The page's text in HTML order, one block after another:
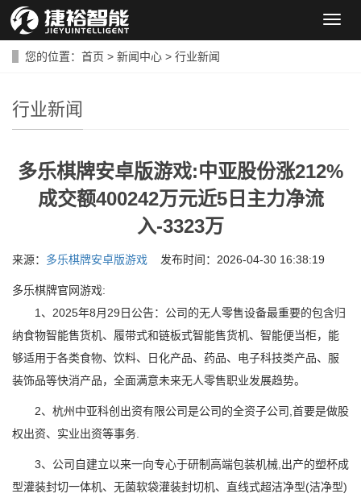
导
您的位置： 首页 > 新闻中心 > 行业新闻
行业新闻
多乐棋牌安卓版游戏:中亚股份涨212%
成交额400242万元近5日主力净流
入-3323万
来源： 多乐棋牌安卓版游戏 发布时间：2026-04-30 16:38:19
多乐棋牌官网游戏:
1、2025年8月29日公告：公司的无人零售设备最重要的包含归
纳食物智能售货机、履带式和链板式智能售货机、智能便当柜，能
够适用于各类食物、饮料、日化产品、药品、电子科技类产品、服
装饰品等快消产品，全面满意未来无人零售职业发展趋势。
2、杭州中亚科创出资有限公司是公司的全资子公司,首要是做股
权出资、实业出资等事务.
3、公司自建立以来一向专心于研制高端包装机械,出产的塑杯成
型灌装封切一体机、无菌软袋灌装封切机、直线式超洁净型(洁净型)